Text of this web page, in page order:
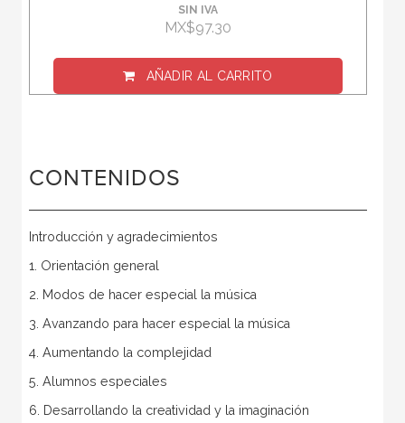
SIN IVA
MX$97.30
AÑADIR AL CARRITO
CONTENIDOS
Introducción y agradecimientos
1. Orientación general
2. Modos de hacer especial la música
3. Avanzando para hacer especial la música
4. Aumentando la complejidad
5. Alumnos especiales
6. Desarrollando la creatividad y la imaginación